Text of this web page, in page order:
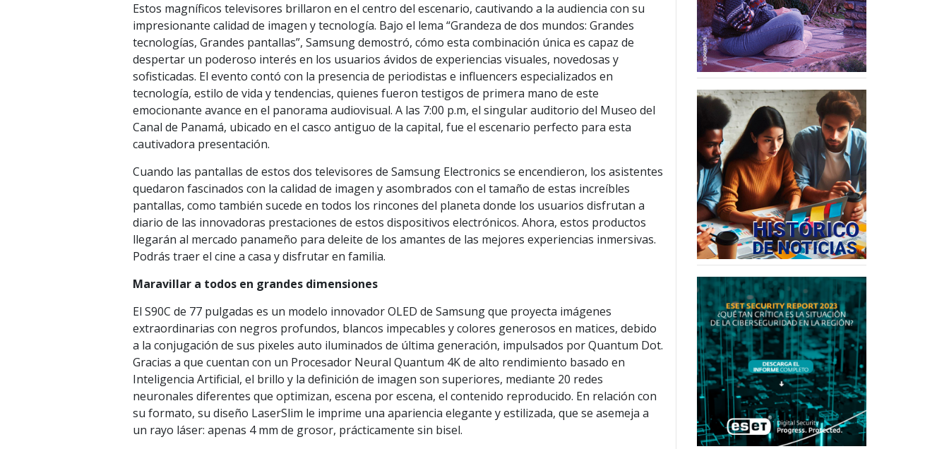
Estos magníficos televisores brillaron en el centro del escenario, cautivando a la audiencia con su
impresionante calidad de imagen y tecnología. Bajo el lema “Grandeza de dos mundos: Grandes
tecnologías, Grandes pantallas”, Samsung demostró, cómo esta combinación única es capaz de
despertar un poderoso interés en los usuarios ávidos de experiencias visuales, novedosas y
sofisticadas. El evento contó con la presencia de periodistas e influencers especializados en
tecnología, estilo de vida y tendencias, quienes fueron testigos de primera mano de este
emocionante avance en el panorama audiovisual. A las 7:00 p.m, el singular auditorio del Museo del
Canal de Panamá, ubicado en el casco antiguo de la capital, fue el escenario perfecto para esta
cautivadora presentación.
Cuando las pantallas de estos dos televisores de Samsung Electronics se encendieron, los asistentes
quedaron fascinados con la calidad de imagen y asombrados con el tamaño de estas increíbles
pantallas, como también sucede en todos los rincones del planeta donde los usuarios disfrutan a
diario de las innovadoras prestaciones de estos dispositivos electrónicos. Ahora, estos productos
llegarán al mercado panameño para deleite de los amantes de las mejores experiencias inmersivas.
Podrás traer el cine a casa y disfrutar en familia.
Maravillar a todos en grandes dimensiones
El S90C de 77 pulgadas es un modelo innovador OLED de Samsung que proyecta imágenes
extraordinarias con negros profundos, blancos impecables y colores generosos en matices, debido
a la conjugación de sus pixeles auto iluminados de última generación, impulsados por Quantum Dot.
Gracias a que cuentan con un Procesador Neural Quantum 4K de alto rendimiento basado en
Inteligencia Artificial, el brillo y la definición de imagen son superiores, mediante 20 redes
neuronales diferentes que optimizan, escena por escena, el contenido reproducido. En relación con
su formato, su diseño LaserSlim le imprime una apariencia elegante y estilizada, que se asemeja a
un rayo láser: apenas 4 mm de grosor, prácticamente sin bisel.